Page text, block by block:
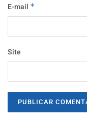
E-mail *
Site